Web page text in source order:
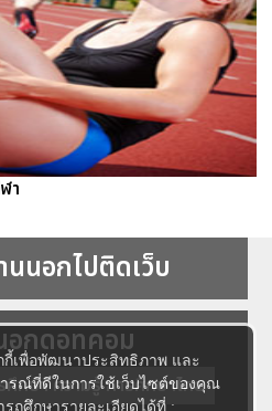
กี้เพื่อพัฒนาประสิทธิภาพ และ
รณ์ที่ดีในการใช้เว็บไซต์ของคุณ
ถศึกษารายละเอียดได้ที่ :
า
นนอกไปติดเว็บ
อกดอทคอม
ศึกษา ความรู้ การศึกษาไทย